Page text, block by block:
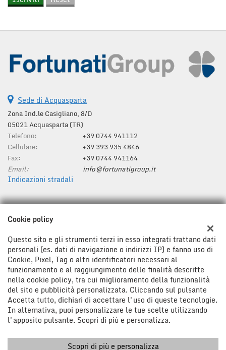
Sede di Acquasparta
Zona Ind.le Casigliano, 8/D
05021 Acquasparta (TR)
Telefono:
+39 0744 941112
Cellulare:
+39 393 935 4846
Fax:
+39 0744 941164
Email:
info@fortunatigroup.it
Indicazioni stradali
Dati fiscali:
Fortunati Group Srl
Zona Ind.le Casigliano, 8/D, Acquasparta (TR)
C.F/P.IVA: 01287280554
Registro delle imprese:TR
Cookie policy
Questo sito e gli strumenti terzi in esso integrati trattano dati
personali (es. dati di navigazione o indirizzi IP) e fanno uso di
Cookie, Pixel, Tag o altri identificatori necessari al
funzionamento e al raggiungimento delle finalità descritte
nella cookie policy, tra cui miglioramento della funzionalità
del sito e pubblicità personalizzata. Cliccando sul pulsante
Accetta tutto, dichiari di accettare l'uso di queste tecnologie.
In alternativa, puoi personalizzare le tue scelte utilizzando
l'apposito pulsante. Scopri di più e personalizza.
Scopri di più e personalizza